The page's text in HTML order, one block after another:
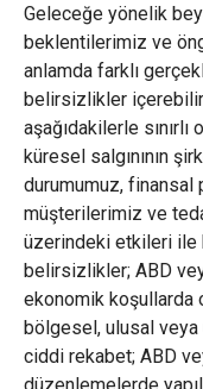
Geleceğe yönelik
beklentilerimiz ve
anlamda farklı
belirsizlikler
aşağıdakilerle
küresel salgınının
durumumuz, finansal
müşterilerimiz ve
üzerindeki etkileri ile
belirsizlikler; ABD
ekonomik koşullarda
bölgesel, ulusal
ciddi rekabet; ABD